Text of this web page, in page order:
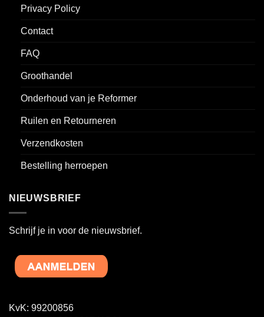
Privacy Policy
Contact
FAQ
Groothandel
Onderhoud van je Reformer
Ruilen en Retourneren
Verzendkosten
Bestelling herroepen
NIEUWSBRIEF
Schrijf je in voor de nieuwsbrief.
KvK: 99200856